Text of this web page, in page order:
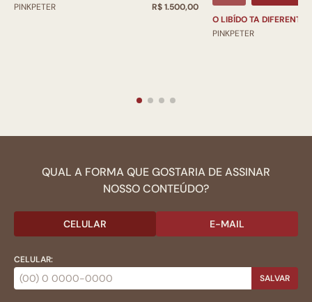
PINKPETER
R$ 1.500,00
O LIBÍDO TA DIFERENTE
PINKPETER
QUAL A FORMA QUE GOSTARIA DE ASSINAR
NOSSO CONTEÚDO?
CELULAR E-MAIL
CELULAR:
SALVAR